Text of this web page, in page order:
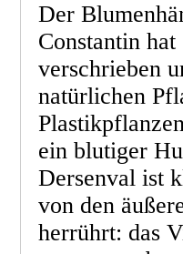
Der
Constantin
verschrieben
natürlichen
ein blutiger
Dersenval ist
von den
herrührt: das